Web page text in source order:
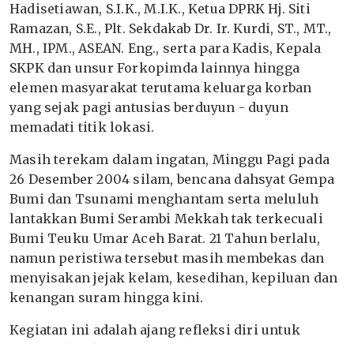
Hadisetiawan, S.I.K., M.I.K., Ketua DPRK Hj. Siti
Ramazan, S.E., Plt. Sekdakab Dr. Ir. Kurdi, ST., MT.,
MH., IPM., ASEAN. Eng., serta para Kadis, Kepala
SKPK dan unsur Forkopimda lainnya hingga
elemen masyarakat terutama keluarga korban
yang sejak pagi antusias berduyun - duyun
memadati titik lokasi.
Masih terekam dalam ingatan, Minggu Pagi pada
26 Desember 2004 silam, bencana dahsyat Gempa
Bumi dan Tsunami menghantam serta meluluh
lantakkan Bumi Serambi Mekkah tak terkecuali
Bumi Teuku Umar Aceh Barat. 21 Tahun berlalu,
namun peristiwa tersebut masih membekas dan
menyisakan jejak kelam, kesedihan, kepiluan dan
kenangan suram hingga kini.
Kegiatan ini adalah ajang refleksi diri untuk